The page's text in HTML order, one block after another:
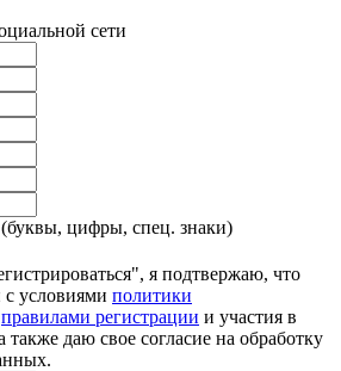
сети
цифры, спец. знаки)
я подтвержаю, что
с условиями политики
правилами регистрации и участия в
также даю свое согласие на обработку